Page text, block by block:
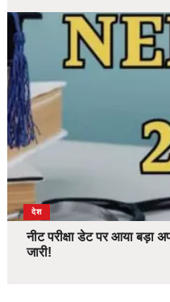
देश
नीट परीक्षा डेट पर आया बड़ा
जारी!